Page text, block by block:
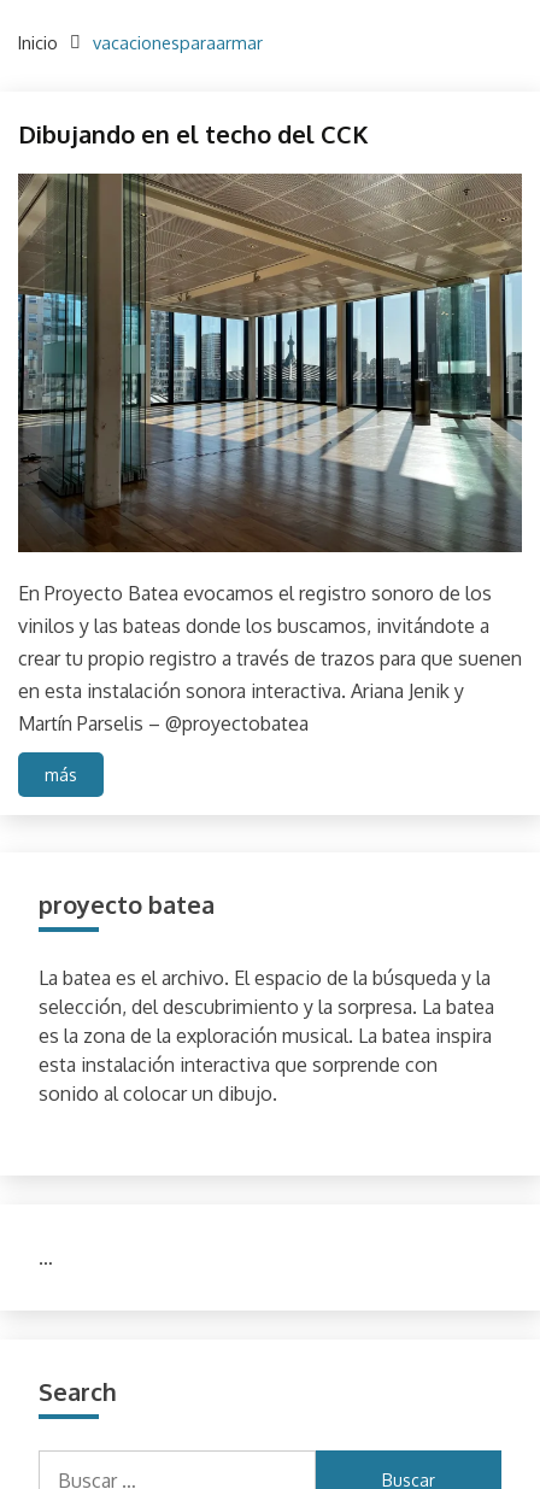
Inicio vacacionesparaarmar
CCK
Centro
Cultural
Kirchner
Instalación
objeto
Sonido
Taller
Dibujando en el techo del CCK
julio
17,
2023
parselis
En Proyecto Batea evocamos el registro sonoro de los
vinilos y las bateas donde los buscamos, invitándote a
crear tu propio registro a través de trazos para que suenen
en esta instalación sonora interactiva. Ariana Jenik y
Martín Parselis – @proyectobatea
más
proyecto batea
La batea es el archivo. El espacio de la búsqueda y la
selección, del descubrimiento y la sorpresa. La batea
es la zona de la exploración musical. La batea inspira
esta instalación interactiva que sorprende con
sonido al colocar un dibujo.
…
Search